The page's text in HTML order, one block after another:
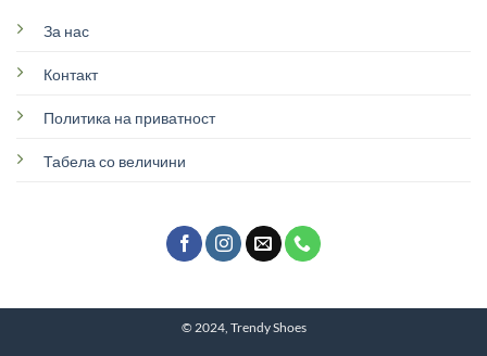
За нас
Контакт
Политика на приватност
Табела со величини
© 2024, Trendy Shoes